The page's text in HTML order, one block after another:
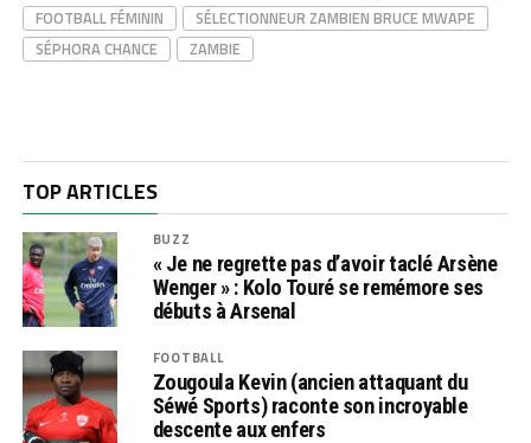
FOOTBALL FÉMININ
SÉLECTIONNEUR ZAMBIEN BRUCE MWAPE
SÉPHORA CHANCE
ZAMBIE
TOP ARTICLES
BUZZ
« Je ne regrette pas d’avoir taclé Arsène
Wenger » : Kolo Touré se remémore ses
débuts à Arsenal
FOOTBALL
Zougoula Kevin (ancien attaquant du
Séwé Sports) raconte son incroyable
descente aux enfers